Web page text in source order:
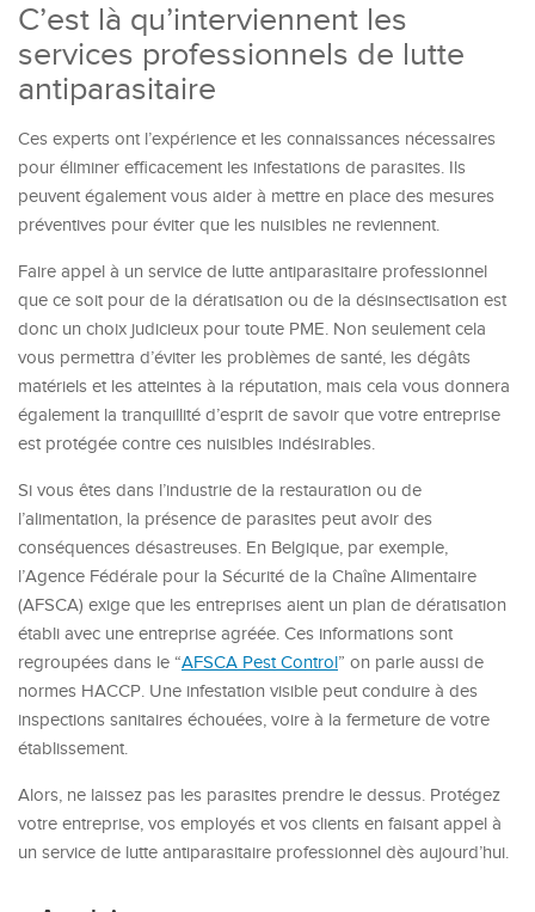
C’est là qu’interviennent les
services professionnels de lutte
antiparasitaire
Ces experts ont l’expérience et les connaissances nécessaires
pour éliminer efficacement les infestations de parasites. Ils
peuvent également vous aider à mettre en place des mesures
préventives pour éviter que les nuisibles ne reviennent.
Faire appel à un service de lutte antiparasitaire professionnel
que ce soit pour de la dératisation ou de la désinsectisation est
donc un choix judicieux pour toute PME. Non seulement cela
vous permettra d’éviter les problèmes de santé, les dégâts
matériels et les atteintes à la réputation, mais cela vous donnera
également la tranquillité d’esprit de savoir que votre entreprise
est protégée contre ces nuisibles indésirables.
Si vous êtes dans l’industrie de la restauration ou de
l’alimentation, la présence de parasites peut avoir des
conséquences désastreuses. En Belgique, par exemple,
l’Agence Fédérale pour la Sécurité de la Chaîne Alimentaire
(AFSCA) exige que les entreprises aient un plan de dératisation
établi avec une entreprise agréée. Ces informations sont
regroupées dans le “AFSCA Pest Control” on parle aussi de
normes HACCP. Une infestation visible peut conduire à des
inspections sanitaires échouées, voire à la fermeture de votre
établissement.
Alors, ne laissez pas les parasites prendre le dessus. Protégez
votre entreprise, vos employés et vos clients en faisant appel à
un service de lutte antiparasitaire professionnel dès aujourd’hui.